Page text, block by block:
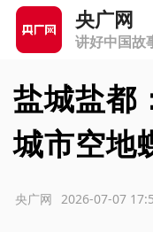
央广网
讲好中国故
盐城盐都
城市空地
2026-07-07
央广网